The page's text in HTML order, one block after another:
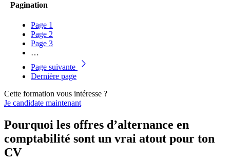
Pagination
Page 1
Page 2
Page 3
…
Page suivante
Dernière page
Cette formation vous intéresse ?
Je candidate maintenant
Pourquoi les offres d’alternance en
comptabilité sont un vrai atout pour ton
CV